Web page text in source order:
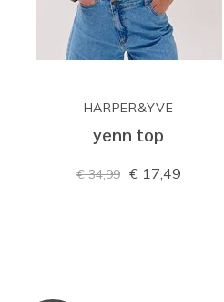
HARPER&YVE
yenn top
€ 34,99 € 17,49